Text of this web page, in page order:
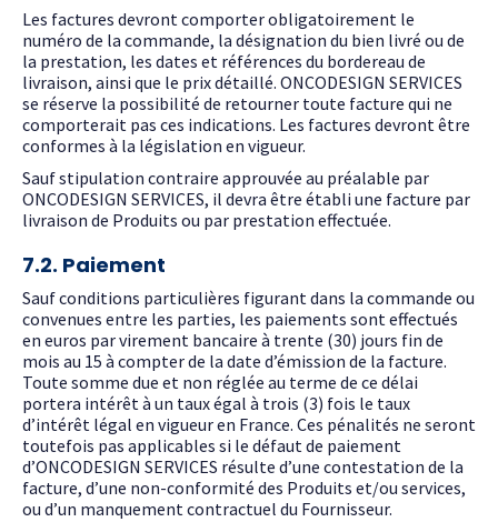
Les factures devront comporter obligatoirement le
numéro de la commande, la désignation du bien livré ou de
la prestation, les dates et références du bordereau de
livraison, ainsi que le prix détaillé. ONCODESIGN SERVICES
se réserve la possibilité de retourner toute facture qui ne
comporterait pas ces indications. Les factures devront être
conformes à la législation en vigueur.
Sauf stipulation contraire approuvée au préalable par
ONCODESIGN SERVICES, il devra être établi une facture par
livraison de Produits ou par prestation effectuée.
7.2. Paiement
Sauf conditions particulières figurant dans la commande ou
convenues entre les parties, les paiements sont effectués
en euros par virement bancaire à trente (30) jours fin de
mois au 15 à compter de la date d’émission de la facture.
Toute somme due et non réglée au terme de ce délai
portera intérêt à un taux égal à trois (3) fois le taux
d’intérêt légal en vigueur en France. Ces pénalités ne seront
toutefois pas applicables si le défaut de paiement
d’ONCODESIGN SERVICES résulte d’une contestation de la
facture, d’une non-conformité des Produits et/ou services,
ou d’un manquement contractuel du Fournisseur.